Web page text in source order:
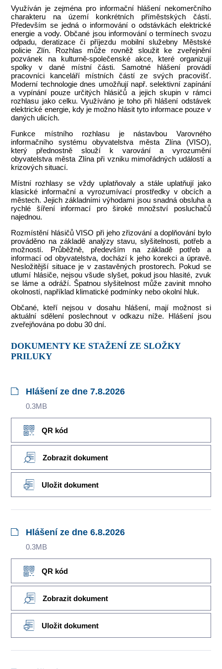
Využíván je zejména pro informační hlášení nekomerčního
charakteru na území konkrétních příměstských částí.
Především se jedná o informování o odstávkách elektrické
energie a vody. Občané jsou informování o termínech svozu
odpadu, deratizace či příjezdu mobilní služebny Městské
policie Zlín. Rozhlas může rovněž sloužit ke zveřejnění
pozvánek na kulturně-společenské akce, které organizují
spolky v dané místní části. Samotné hlášení provádí
pracovníci kanceláří místních částí ze svých pracovišť.
Moderní technologie dnes umožňují např. selektivní zapínání
a vypínání pouze určitých hlásičů a jejich skupin v rámci
rozhlasu jako celku. Využíváno je toho při hlášení odstávek
elektrické energie, kdy je možno hlásit tyto informace pouze v
daných ulicích.
Funkce místního rozhlasu je nástavbou Varovného
informačního systému obyvatelstva města Zlína (VISO),
který přednostně slouží k varování a vyrozumění
obyvatelstva města Zlína při vzniku mimořádných událostí a
krizových situací.
Místní rozhlasy se vždy uplatňovaly a stále uplatňují jako
klasické informační a vyrozumívací prostředky v obcích a
městech. Jejich základními výhodami jsou snadná obsluha a
rychlé šíření informací pro široké množství posluchačů
najednou.
Rozmístění hlásičů VISO při jeho zřizování a doplňování bylo
prováděno na základě analýzy stavu, slyšitelnosti, potřeb a
možností. Průběžně, především na základě potřeb a
informací od obyvatelstva, dochází k jeho korekci a úpravě.
Nesložitější situace je v zastavěných prostorech. Pokud se
utlumí hlásiče, nejsou všude slyšet, pokud jsou hlasité, zvuk
se láme a odráží. Špatnou slyšitelnost může zavinit mnoho
okolností, například klimatické podmínky nebo okolní hluk.
Občané, kteří nejsou v dosahu hlášení, mají možnost si
aktuální sdělení poslechnout v odkazu níže. Hlášení jsou
zveřejňována po dobu 30 dní.
DOKUMENTY KE STAŽENÍ ZE SLOŽKY
PRILUKY
Hlášení ze dne 7.8.2026
0.3MB
QR kód
Zobrazit dokument
Uložit dokument
Hlášení ze dne 6.8.2026
0.3MB
QR kód
Zobrazit dokument
Uložit dokument